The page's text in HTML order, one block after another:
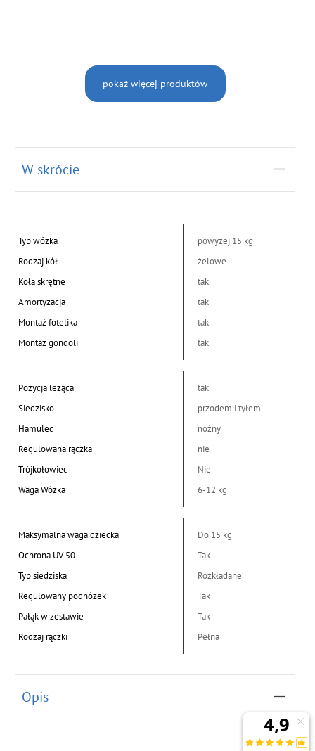
pokaż więcej produktów
W skrócie
Typ wózka
powyżej 15 kg
Rodzaj kół
żelowe
Koła skrętne
tak
Amortyzacja
tak
Montaż fotelika
tak
Montaż gondoli
tak
Pozycja leżąca
tak
Siedzisko
przodem i tyłem
Hamulec
nożny
Regulowana rączka
nie
Trójkołowiec
Nie
Waga Wózka
6-12 kg
Maksymalna waga dziecka
Do 15 kg
Ochrona UV 50
Tak
Typ siedziska
Rozkładane
Regulowany podnóżek
Tak
Pałąk w zestawie
Tak
Rodzaj rączki
Pełna
Opis